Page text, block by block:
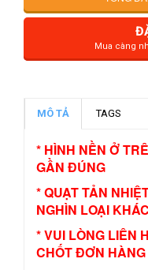
Mua càng
MÔ TẢ TAGS
* HÌNH NỀN Ở
GẦN ĐÚNG
* QUẠT TẢN
NGHÌN LOẠI
* VUI LÒNG LIÊN
CHỐT ĐƠN HÀNG